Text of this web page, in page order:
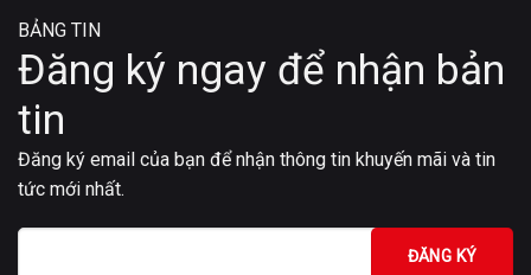
BẢNG TIN
Đăng ký ngay để nhận bản
tin
Đăng ký email của bạn để nhận thông tin khuyến mãi và tin
tức mới nhất.